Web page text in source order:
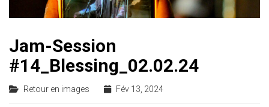
Jam-Session
#14_Blessing_02.02.24
Retour en images Fév 13, 2024